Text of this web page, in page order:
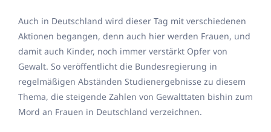
Auch in Deutschland wird dieser Tag mit verschiedenen
Aktionen begangen, denn auch hier werden Frauen, und
damit auch Kinder, noch immer verstärkt Opfer von
Gewalt. So veröffentlicht die Bundesregierung in
regelmäßigen Abständen Studienergebnisse zu diesem
Thema, die steigende Zahlen von Gewalttaten bishin zum
Mord an Frauen in Deutschland verzeichnen.